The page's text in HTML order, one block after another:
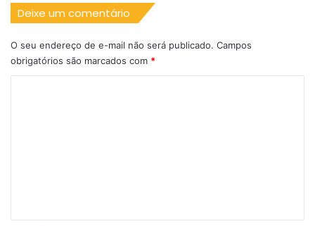
Deixe um comentário
O seu endereço de e-mail não será publicado. Campos
obrigatórios são marcados com *